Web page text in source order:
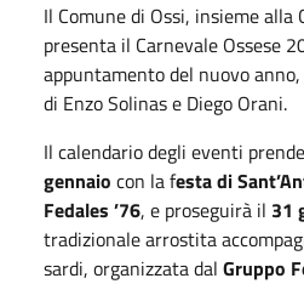
Il Comune di Ossi, insieme alla
presenta il Carnevale Ossese
appuntamento del nuovo
di Enzo Solinas e Diego Orani.
Il calendario degli eventi
gennaio con la festa di
Fedales ’76, e proseguirà il 31
tradizionale arrostita
sardi, organizzata dal Gruppo